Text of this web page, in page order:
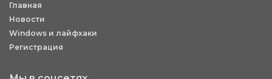
Главная
Новости
Windows и лайфхаки
Регистрация